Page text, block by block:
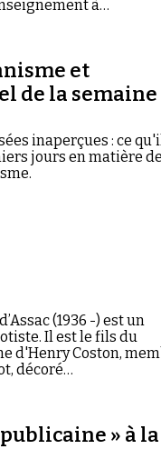
à…
et
de la semaine
inaperçues : ce
jours en matière
(1936 -) est un
Il est le fils du
d'Henry Coston,
décoré…
» à la